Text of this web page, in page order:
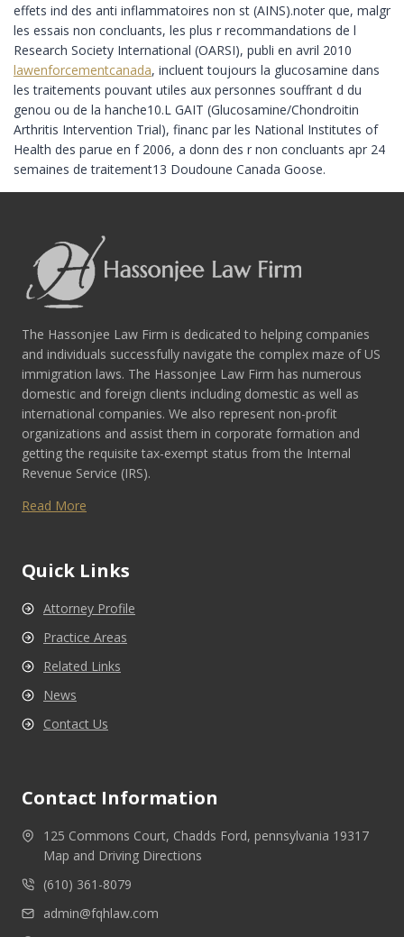
effets ind des anti inflammatoires non st (AINS).noter que, malgr
les essais non concluants, les plus r recommandations de l
Research Society International (OARSI), publi en avril 2010
lawenforcementcanada, incluent toujours la glucosamine dans
les traitements pouvant utiles aux personnes souffrant d du
genou ou de la hanche10.L GAIT (Glucosamine/Chondroitin
Arthritis Intervention Trial), financ par les National Institutes of
Health des parue en f 2006, a donn des r non concluants apr 24
semaines de traitement13 Doudoune Canada Goose.
The Hassonjee Law Firm is dedicated to helping companies
and individuals successfully navigate the complex maze of US
immigration laws. The Hassonjee Law Firm has numerous
domestic and foreign clients including domestic as well as
international companies. We also represent non-profit
organizations and assist them in corporate formation and
getting the requisite tax-exempt status from the Internal
Revenue Service (IRS).
Read More
Quick Links
Attorney Profile
Practice Areas
Related Links
News
Contact Us
Contact Information
125 Commons Court, Chadds Ford, pennsylvania 19317
Map and Driving Directions
(610) 361-8079
admin@fqhlaw.com